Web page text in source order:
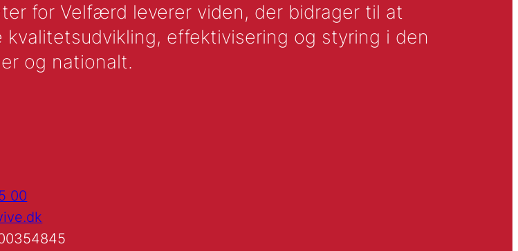
for Velfærd leverer viden, der bidrager til at
effektivisering og styring i den
og nationalt.
00